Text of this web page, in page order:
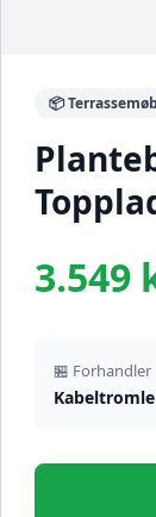
📦
3.549
🏪 Forhandler